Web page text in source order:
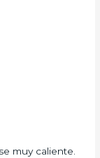
muy caliente.